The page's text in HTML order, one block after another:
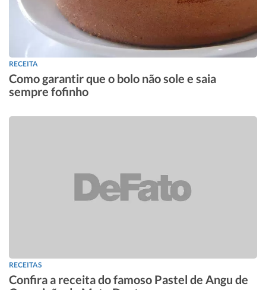
RECEITA
Como garantir que o bolo não sole e saia
sempre fofinho
RECEITAS
Confira a receita do famoso Pastel de Angu de